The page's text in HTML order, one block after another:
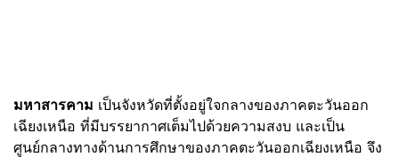
มหาสารคาม เป็นจังหวัดที่ตั้งอยู่ใจกลางของภาคตะวันออก
เฉียงเหนือ ที่มีบรรยากาศเต็มไปด้วยความสงบ และเป็น
ศูนย์กลางทางด้านการศึกษาของภาคตะวันออกเฉียงเหนือ จึง